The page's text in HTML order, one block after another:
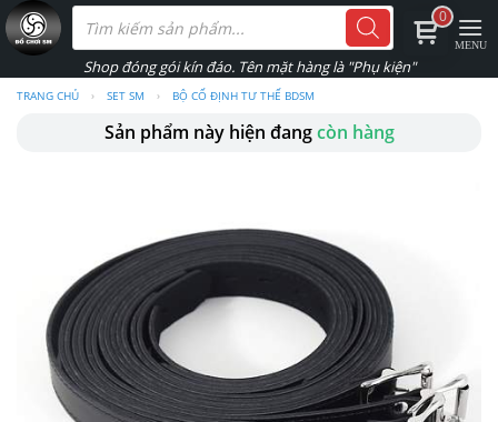
Skip
to
Tìm
kiếm
phẩm
TRANG CHỦ › SET SM › BỘ CỐ ĐỊNH TƯ THẾ BDSM
Sản phẩm này hiện đangcòn hàng
0